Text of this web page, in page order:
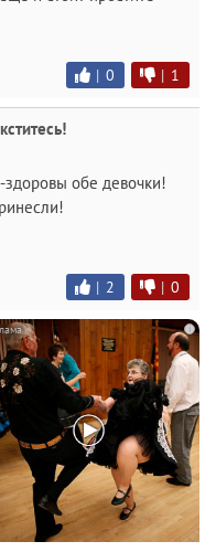
| 0 | 1
обе девочки!
| 2 | 0
i